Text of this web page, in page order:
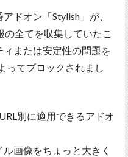
ドオン「Stylish」が、
全てを収集していたこ
または安定性の問題を
ってブロックされまし
別に適用できるアドオ
画像をちょっと大きく